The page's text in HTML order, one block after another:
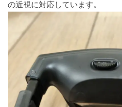
の近視に対応しています。